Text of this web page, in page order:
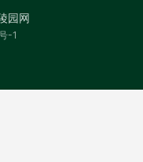
园网
-1